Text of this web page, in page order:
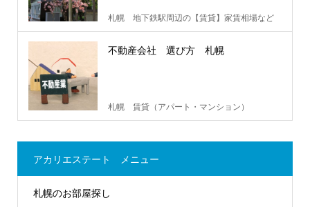
札幌 地下鉄駅周辺の【賃貸】家賃相場など
不動産会社 選び方 札幌
札幌 賃貸（アパート・マンション）
アカリエステート メニュー
札幌のお部屋探し